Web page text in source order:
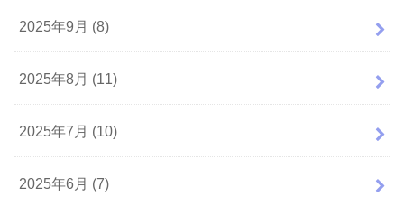
2025年9月 (8)
2025年8月 (11)
2025年7月 (10)
2025年6月 (7)